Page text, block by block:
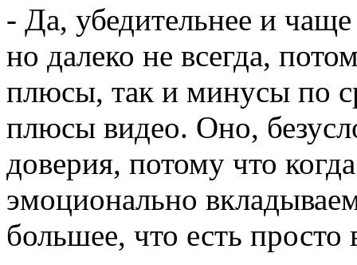
- Да, убедительнее и чаще
но далеко не всегда,
плюсы, так и минусы по
плюсы видео. Оно,
доверия, потому что
эмоционально
большее, что есть просто